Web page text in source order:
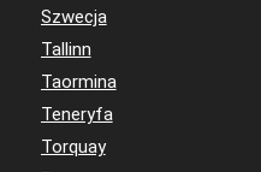
Szwecja
Tallinn
Taormina
Teneryfa
Torquay